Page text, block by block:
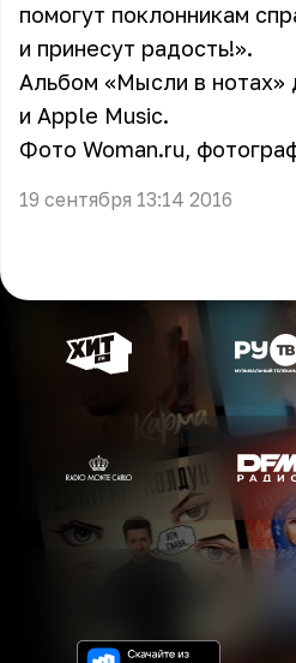
помогут поклонникам
и принесут радость!».
Альбом «Мысли в нотах»
и Apple Music.
Фото Woman.ru,
19 сентября 13:14 2016